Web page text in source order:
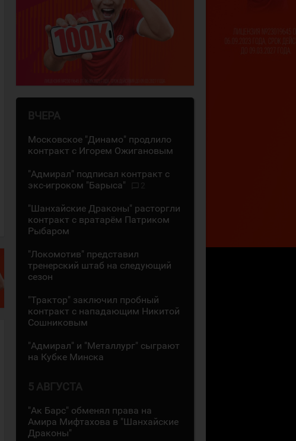
ВЧЕРА
Московское "Динамо" продлило
контракт с Игорем Ожигановым
"Адмирал" подписал контракт с
экс-игроком "Барыса"
"Шанхайские Драконы" расторгли
контракт с вратарём Патриком
Рыбаром
"Локомотив" представил
тренерский штаб на следующий
сезон
"Трактор" заключил пробный
контракт с нападающим Никитой
Сошниковым
"Адмирал" и "Металлург" сыграют
на Кубке Минска
5 АВГУСТА
"Ак Барс" обменял права на
Амира Мифтахова в "Шанхайские
Драконы"